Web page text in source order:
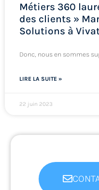
Métiers 360
des clients »
Solutions à
Donc, nous en sommes
LIRE LA SUITE »
22 juin 2023